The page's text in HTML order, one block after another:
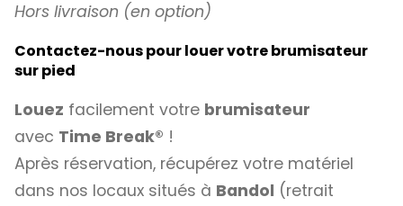
Hors livraison (en option)
Contactez-nous pour louer votre brumisateur
sur pied
Louez facilement votre brumisateur
avec Time Break® !
Après réservation, récupérez votre matériel
dans nos locaux situés à Bandol (retrait